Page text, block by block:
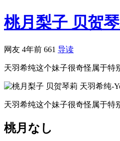
桃月梨子 贝贺
网友 4年前 661 导读
天羽希纯这个妹子很奇怪属于特
天羽希纯这个妹子很奇怪属于特
桃月なし